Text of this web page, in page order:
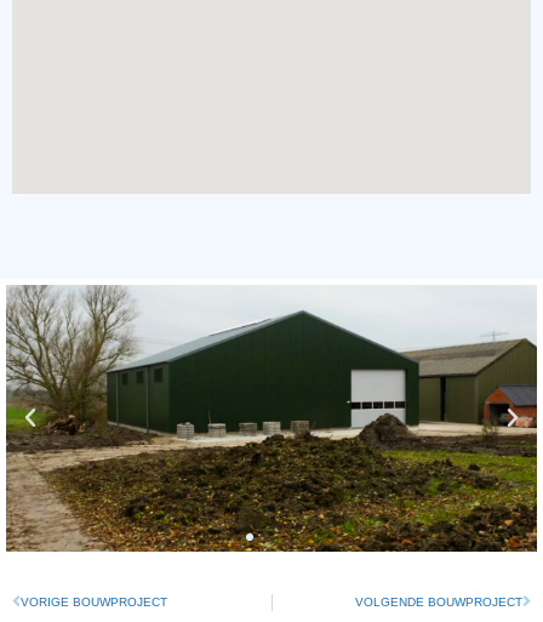
VORIGE BOUWPROJECT VOLGENDE BOUWPROJECT